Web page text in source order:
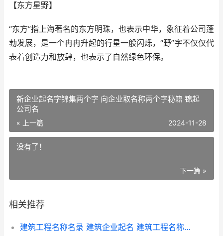
【东方星野】
“东方”指上海著名的东方明珠，也表示中华，象征着公司蓬
勃发展，是一个冉冉升起的行星一般闪烁，“野”字不仅仅代
表着创造力和放肆，也表示了自然绿色环保。
新企业起名字锦集两个字 向企业取名称两个字秘籍 锦起
公司名
« 上一篇 2024-11-28
没有了！
下一篇 »
相关推荐
建筑工程名称名录 建筑企业起名 建筑工程名称名录